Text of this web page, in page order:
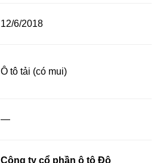
12/6/2018
Ô tô tải (có mui)
—
Công ty cổ phần ô tô Đô